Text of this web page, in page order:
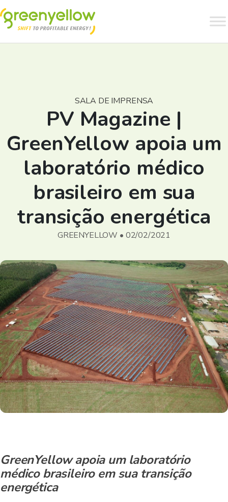
SALA DE IMPRENSA
PV Magazine |
GreenYellow apoia um
laboratório médico
brasileiro em sua
transição energética
GREENYELLOW • 02/02/2021
GreenYellow apoia um laboratório
médico brasileiro em sua transição
energética